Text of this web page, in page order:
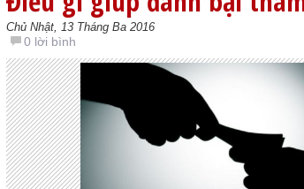
Chủ Nhật, 13 Tháng Ba 2016
0 lời bình